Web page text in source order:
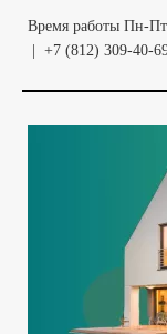
Время работы Пн-
| +7 (812) 309-40-